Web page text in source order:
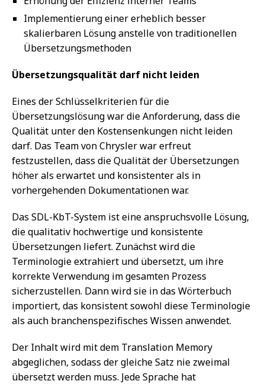
Implementierung einer erheblich besser
skalierbaren Lösung anstelle von traditionellen
Übersetzungsmethoden
Übersetzungsqualität darf nicht leiden
Eines der Schlüsselkriterien für die
Übersetzungslösung war die Anforderung, dass die
Qualität unter den Kostensenkungen nicht leiden
darf. Das Team von Chrysler war erfreut
festzustellen, dass die Qualität der Übersetzungen
höher als erwartet und konsistenter als in
vorhergehenden Dokumentationen war.
Das SDL-KbT-System ist eine anspruchsvolle Lösung,
die qualitativ hochwertige und konsistente
Übersetzungen liefert. Zunächst wird die
Terminologie extrahiert und übersetzt, um ihre
korrekte Verwendung im gesamten Prozess
sicherzustellen. Dann wird sie in das Wörterbuch
importiert, das konsistent sowohl diese Terminologie
als auch branchenspezifisches Wissen anwendet.
Der Inhalt wird mit dem Translation Memory
abgeglichen, sodass der gleiche Satz nie zweimal
übersetzt werden muss. Jede Sprache hat